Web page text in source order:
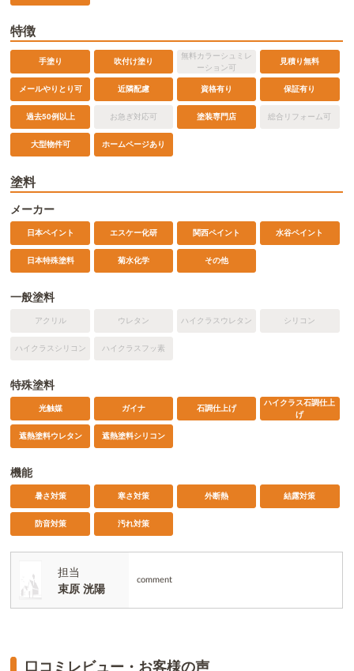
特徴
手塗り 吹付け塗り
無料カラーシュミレ
ーション可
見積り無料
メールやりとり可 近隣配慮 資格有り 保証有り
過去50例以上 お急ぎ対応可 塗装専門店 総合リフォーム可
大型物件可 ホームページあり
塗料
メーカー
日本ペイント エスケー化研 関西ペイント 水谷ペイント
日本特殊塗料 菊水化学 その他
一般塗料
アクリル ウレタン ハイクラスウレタン シリコン
ハイクラスシリコン ハイクラスフッ素
特殊塗料
光触媒 ガイナ 石調仕上げ
ハイクラス石調仕上
げ
遮熱塗料ウレタン
遮熱塗料シリコン
機能
暑さ対策 寒さ対策 外断熱 結露対策
防音対策 汚れ対策
担当
束原 洸陽
comment
口コミレビュー・お客様の声